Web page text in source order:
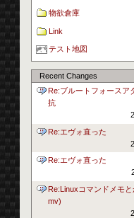
物欲倉庫
Link
テスト地図
Recent Changes
Re:ブルートフォースア
抗
Re:エヴォ直った
Re:エヴォ直った
Re:Linuxコマンドメモと
mv)